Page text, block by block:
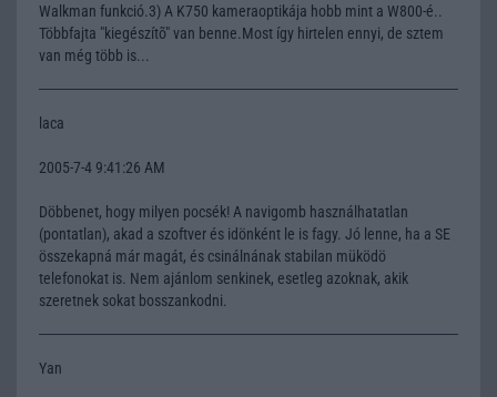
Walkman funkció.3) A K750 kameraoptikája hobb mint a W800-é..
Többfajta "kiegészítõ" van benne.Most így hirtelen ennyi, de sztem
van még több is...
laca
2005-7-4 9:41:26 AM
Döbbenet, hogy milyen pocsék! A navigomb használhatatlan
(pontatlan), akad a szoftver és idönként le is fagy. Jó lenne, ha a SE
összekapná már magát, és csinálnának stabilan müködö
telefonokat is. Nem ajánlom senkinek, esetleg azoknak, akik
szeretnek sokat bosszankodni.
Yan